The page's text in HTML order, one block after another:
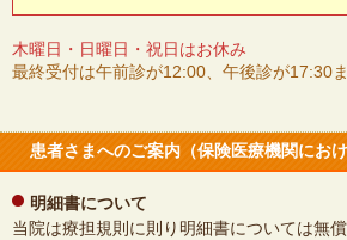
木曜日・日曜日・祝日はお休み
最終受付は午前診が12:00、午後診が17:30
患者さまへのご案内（保険医療機関におけ
明細書について
当院は療担規則に則り明細書については無